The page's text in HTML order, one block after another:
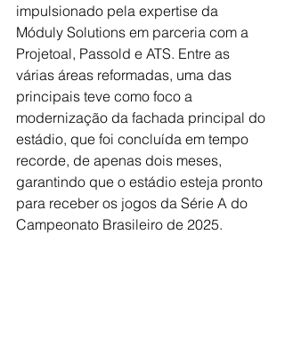
impulsionado pela expertise da
Móduly Solutions em parceria com a
Projetoal, Passold e ATS. Entre as
várias áreas reformadas, uma das
principais teve como foco a
modernização da fachada principal do
estádio, que foi concluída em tempo
recorde, de apenas dois meses,
garantindo que o estádio esteja pronto
para receber os jogos da Série A do
Campeonato Brasileiro de 2025.